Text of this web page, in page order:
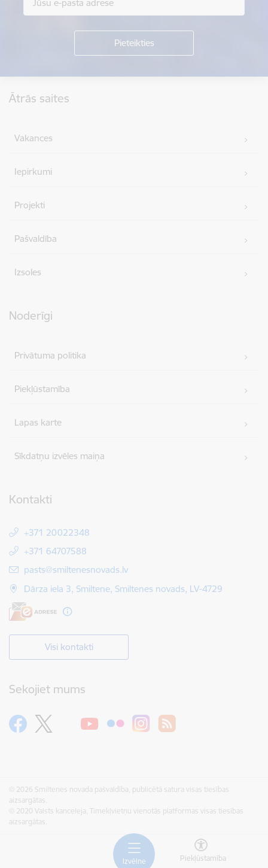
Izvēlne Piekļūstamība
Ātrās saites
Vakances
Iepirkumi
Projekti
Pašvaldība
Izsoles
Noderīgi
Privātuma politika
Piekļūstamība
Lapas karte
Sīkdatņu izvēles maiņa
Kontakti
+371 20022348
+371 64707588
E-pasts:
pasts@smiltenesnovads.lv
Dārza iela 3, Smiltene, Smiltenes novads, LV-4729
Visi kontakti
Sekojiet mums
© 2026 Smiltenes novada pašvaldība, publicētā satura visas tiesības
aizsargātas.
© 2020 Valsts kanceleja, Tīmekļvietņu vienotās platformas visas tiesības
aizsargātas.